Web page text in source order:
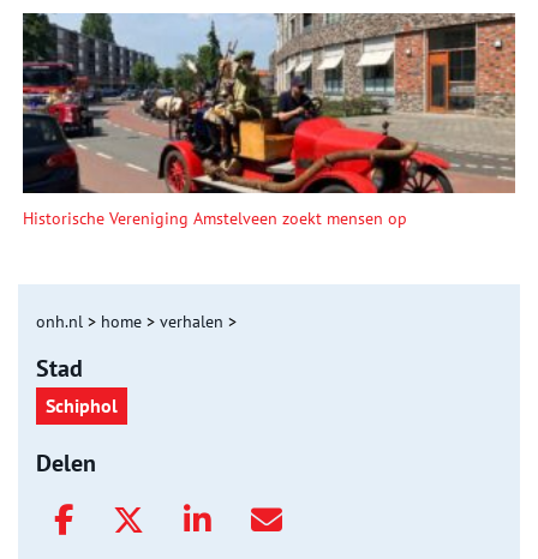
Historische Vereniging Amstelveen zoekt mensen op
onh.nl > home > verhalen >
Stad
Schiphol
Delen